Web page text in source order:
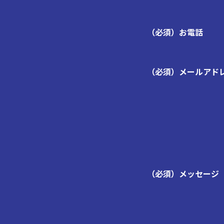
（必須）お電話
（必須）メールアド
（必須）メッセージ